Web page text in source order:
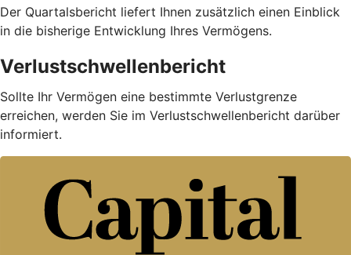
Der Quartalsbericht liefert Ihnen zusätzlich einen Einblick
in die bisherige Entwicklung Ihres Vermögens.
Verlustschwellenbericht
Sollte Ihr Vermögen eine bestimmte Verlustgrenze
erreichen, werden Sie im Verlustschwellenbericht darüber
informiert.